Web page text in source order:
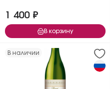
1 400 ₽
В корзину
В наличии